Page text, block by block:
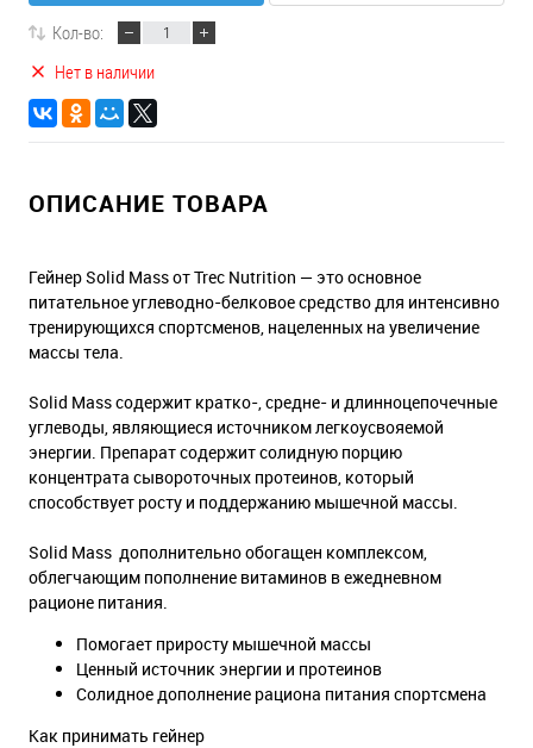
Кол-во:
Нет в наличии
ОПИСАНИЕ ТОВАРА
Гейнер Solid Mass от Trec Nutrition — это основное
питательное углеводно-белковое средство для интенсивно
тренирующихся спортсменов, нацеленных на увеличение
массы тела.
Solid Mass содержит кратко-, средне- и длинноцепочечные
углеводы, являющиеся источником легкоусвояемой
энергии. Препарат содержит солидную порцию
концентрата сывороточных протеинов, который
способствует росту и поддержанию мышечной массы.
Solid Mass дополнительно обогащен комплексом,
облегчающим пополнение витаминов в ежедневном
рационе питания.
Помогает приросту мышечной массы
Ценный источник энергии и протеинов
Солидное дополнение рациона питания спортсмена
Как принимать гейнер